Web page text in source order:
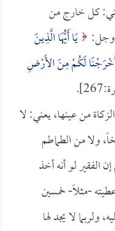
كل خارج من
وجل: يَا أَيُّهَا الَّذِينَ
أَخْرَجْنَا لَكُمْ مِنَ الأَرْضِ
من عينها، يعني: لا
ولا من الطماطم
الفقير لو أنه أخذ
-مثلاً- خمسين
لا يجد لها